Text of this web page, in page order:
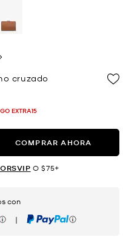
cruzado
EXTRA15
COMPRAR AHORA
O $75+
con
| PayPal